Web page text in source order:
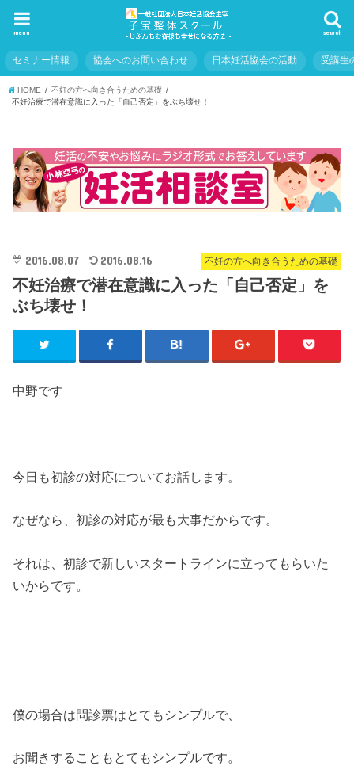
search
menu
セミナー情報 協会へのお問い合わせ 日本妊活協会の活動 受講生
HOME
不妊の方へ向き合うための基礎
不妊治療で潜在意識に入った「自己否定」をぶち壊せ！
不妊の方へ向き合うための基礎
2016.08.07 2016.08.16
不妊治療で潜在意識に入った「自己否定」を
ぶち壊せ！
中野です
今日も初診の対応についてお話します。
なぜなら、初診の対応が最も大事だからです。
それは、初診で新しいスタートラインに立ってもらいた
いからです。
僕の場合は問診票はとてもシンプルで、
お聞きすることもとてもシンプルです。